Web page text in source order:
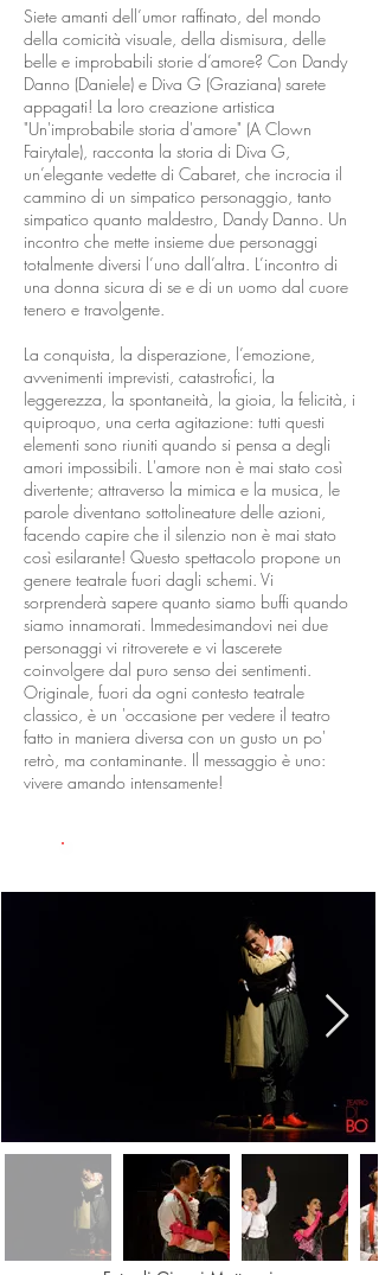
Siete amanti dell’umor raffinato, del mondo
della comicità visuale, della dismisura, delle
belle e improbabili storie d’amore? Con Dandy
Danno (Daniele) e Diva G (Graziana) sarete
appagati! La loro creazione artistica
"Un'improbabile storia d'amore" (A Clown
Fairytale), racconta la storia di Diva G,
un’elegante vedette di Cabaret, che incrocia il
cammino di un simpatico personaggio, tanto
simpatico quanto maldestro, Dandy Danno. Un
incontro che mette insieme due personaggi
totalmente diversi l’uno dall’altra. L’incontro di
una donna sicura di se e di un uomo dal cuore
tenero e travolgente.
La conquista, la disperazione, l’emozione,
avvenimenti imprevisti, catastrofici, la
leggerezza, la spontaneità, la gioia, la felicità, i
quiproquo, una certa agitazione: tutti questi
elementi sono riuniti quando si pensa a degli
amori impossibili. L'amore non è mai stato così
divertente; attraverso la mimica e la musica, le
parole diventano sottolineature delle azioni,
facendo capire che il silenzio non è mai stato
così esilarante! Questo spettacolo propone un
genere teatrale fuori dagli schemi. Vi
sorprenderà sapere quanto siamo buffi quando
siamo innamorati. Immedesimandovi nei due
personaggi vi ritroverete e vi lascerete
coinvolgere dal puro senso dei sentimenti.
Originale, fuori da ogni contesto teatrale
classico, è un 'occasione per vedere il teatro
fatto in maniera diversa con un gusto un po'
retrò, ma contaminante. Il messaggio è uno:
vivere amando intensamente!